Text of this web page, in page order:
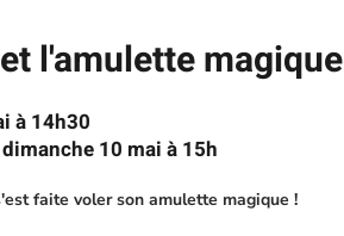
l'amulette magique
à 14h30
10 mai à 15h
faite voler son amulette magique !